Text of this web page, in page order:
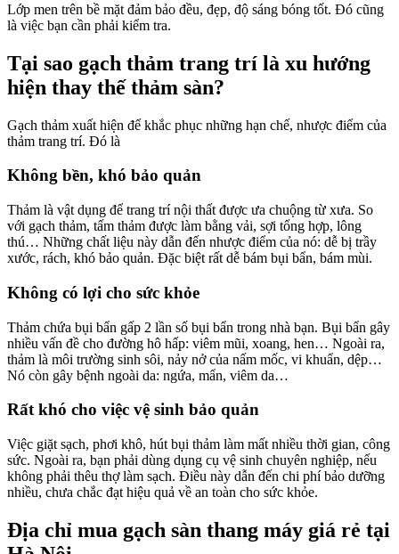
Lớp men trên bề mặt đảm bảo đều, đẹp, độ sáng bóng tốt. Đó cũng
là việc bạn cần phải kiểm tra.
Tại sao gạch thảm trang trí là xu hướng
hiện thay thế thảm sàn?
Gạch thảm xuất hiện để khắc phục những hạn chế, nhược điểm của
thảm trang trí. Đó là
Không bền, khó bảo quản
Thảm là vật dụng để trang trí nội thất được ưa chuộng từ xưa. So
với gạch thảm, tấm thảm được làm bằng vải, sợi tổng hợp, lông
thú… Những chất liệu này dẫn đến nhược điểm của nó: dễ bị trầy
xước, rách, khó bảo quản. Đặc biệt rất dễ bám bụi bẩn, bám mùi.
Không có lợi cho sức khỏe
Thảm chứa bụi bẩn gấp 2 lần số bụi bẩn trong nhà bạn. Bụi bẩn gây
nhiều vấn đề cho đường hô hấp: viêm mũi, xoang, hen… Ngoài ra,
thảm là môi trường sinh sôi, nảy nở của nấm mốc, vi khuẩn, dệp…
Nó còn gây bệnh ngoài da: ngứa, mẩn, viêm da…
Rất khó cho việc vệ sinh bảo quản
Việc giặt sạch, phơi khô, hút bụi thảm làm mất nhiều thời gian, công
sức. Ngoài ra, bạn phải dùng dụng cụ vệ sinh chuyên nghiệp, nếu
không phải thêu thợ làm sạch. Điều này dẫn đến chi phí bảo dưỡng
nhiều, chưa chắc đạt hiệu quả về an toàn cho sức khỏe.
Địa chỉ mua gạch sàn thang máy giá rẻ tại